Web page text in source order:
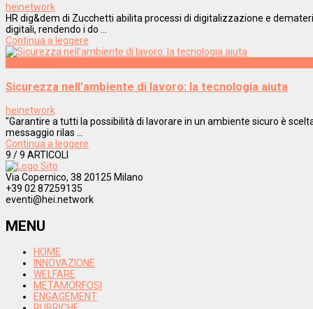
heinetwork
HR dig&dem di Zucchetti abilita processi di digitalizzazione e
digitali, rendendo i do ...
Continua a leggere
Sicurezza nell’ambiente di lavoro: la tecnologia aiuta
heinetwork
"Garantire a tutti la possibilità di lavorare in un ambiente sicuro è
messaggio rilas ...
Continua a leggere
9 / 9 ARTICOLI
Via Copernico, 38 20125 Milano
+39 02 87259135
eventi@hei.network
MENU
HOME
INNOVAZIONE
WELFARE
METAMORFOSI
ENGAGEMENT